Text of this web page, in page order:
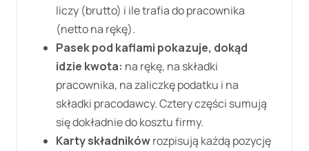
liczy (brutto) i ile trafia do pracownika
(netto na rękę).
Pasek pod kaflami pokazuje, dokąd
idzie kwota: na rękę, na składki
pracownika, na zaliczkę podatku i na
składki pracodawcy. Cztery części sumują
się dokładnie do kosztu firmy.
Karty składnikówrozpisują każdą pozycję